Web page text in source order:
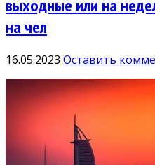
выходные или на
на чел
16.05.2023 Оставить